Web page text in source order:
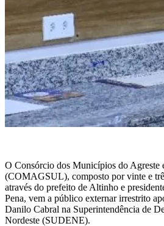
O Consórcio dos Municípios do Agreste
(COMAGSUL), composto por vinte e
através do prefeito de Altinho e
Pena, vem a público externar irrestrito
Danilo Cabral na Superintendência de
Nordeste (SUDENE).